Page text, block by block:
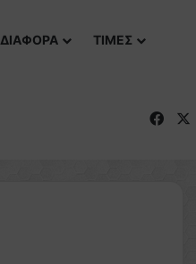
ΔΙΑΦΟΡΑ ΤΙΜΕΣ